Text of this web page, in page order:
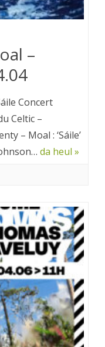
–
Concert
Celtic –
– Moal : ‘Sáile’
da heul »